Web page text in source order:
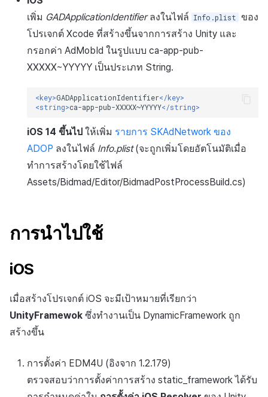
เพิ่ม GADApplicationIdentifierลงในไฟล์ Info.plist ของ
โปรเจกต์ Xcode ที่สร้างขึ้นจากการสร้าง Unity และ
กรอกค่า AdMobId ในรูปแบบ ca-app-pub-
XXXXX~YYYYY เป็นประเภท String.
<key>GADApplicationIdentifier</key>
<string>ca-app-pub-XXXXX~YYYYY</string>
iOS 14 ขึ้นไปให้เพิ่ม รายการ SKAdNetwork ของ
ADOP ลงในไฟล์ Info.plist(จะถูกเพิ่มโดยอัตโนมัติเมื่อ
ทำการสร้างโดยใช้ไฟล์
Assets/Bidmad/Editor/BidmadPostProcessBuild.cs)
การนำไปใช้
iOS
เมื่อสร้างโปรเจกต์ iOS จะมีเป้าหมายที่เรียกว่า
UnityFramewok ซึ่งทำงานเป็น DynamicFramework ถูก
สร้างขึ้น
การตั้งค่า EDM4U (อิงจาก 1.2.179)
ตรวจสอบว่าการตั้งค่าการสร้าง static_framework ได้รับ